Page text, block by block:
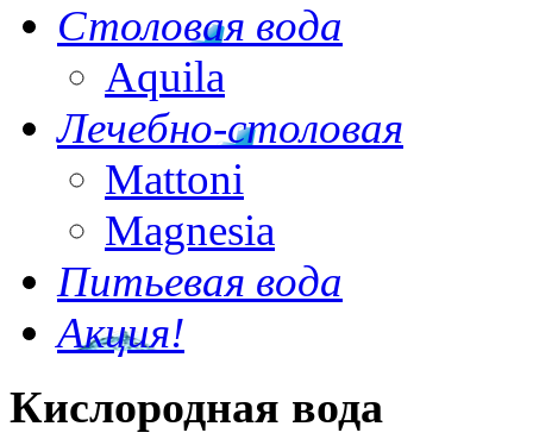
Столовая вода
Aquila
Лечебно-столовая
Mattoni
Magnesia
Питьевая вода
Акция!
Кислородная вода